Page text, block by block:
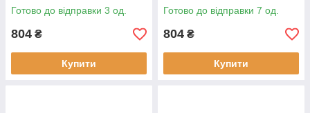
Готово до відправки 3 од.
804 ₴
Купити
Готово до відправки 7 од.
804 ₴
Купити